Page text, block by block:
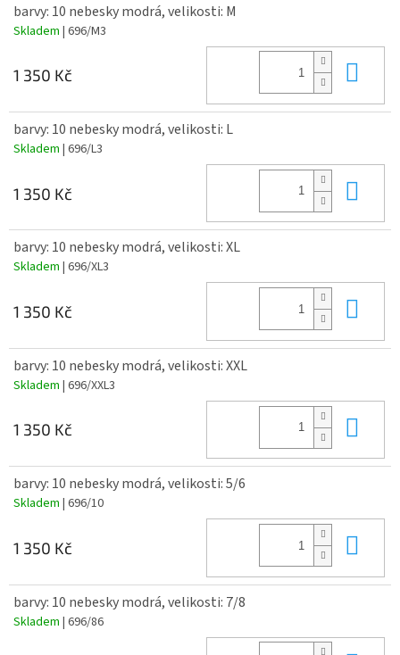
barvy: 10 nebesky modrá, velikosti: M
Skladem | 696/M3
1 350 Kč
barvy: 10 nebesky modrá, velikosti: L
Skladem | 696/L3
1 350 Kč
barvy: 10 nebesky modrá, velikosti: XL
Skladem | 696/XL3
1 350 Kč
barvy: 10 nebesky modrá, velikosti: XXL
Skladem | 696/XXL3
1 350 Kč
barvy: 10 nebesky modrá, velikosti: 5/6
Skladem | 696/10
1 350 Kč
barvy: 10 nebesky modrá, velikosti: 7/8
Skladem | 696/86